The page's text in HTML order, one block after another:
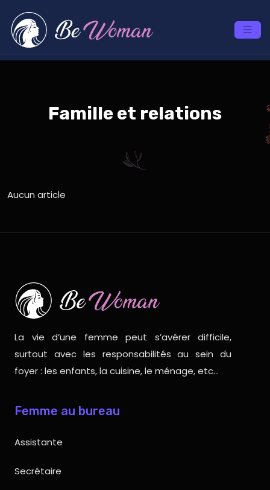
Famille et relations
Aucun article
La vie d’une femme peut s’avérer difficile,
surtout avec les responsabilités au sein du
foyer : les enfants, la cuisine, le ménage, etc…
Femme au bureau
Assistante
Secrétaire